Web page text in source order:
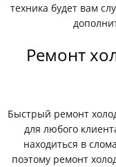
техника будет вам
Ремонт
Быстрый ремонт
для любого
находиться в
поэтому ремонт